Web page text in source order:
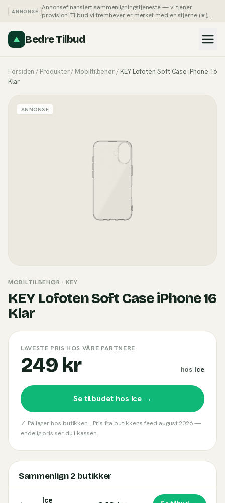
ANNONSE
Annonsefinansiert sammenligningstjeneste — vi tjener
provisjon. Tilbud vi fremhever er merket med en stjerne (★);
Bedre Tilbud
Forsiden / Produkter/ Mobiltilbehør/ KEY Lofoten Soft Case iPhone 16
Klar
ANNONSE
MOBILTILBEHØR · KEY
KEY Lofoten Soft Case iPhone 16
Klar
LAVESTE PRIS HOS VÅRE PARTNERE
249 kr hos Ice
Se tilbudet hos Ice →
✓ På lager hos butikken · Pris fra butikkens feed august 2026—
endelig pris ser du i kassen.
Sammenlign2butikker
Ice